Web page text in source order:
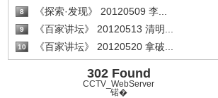
8 《探索·发现》 20120509 李...
9 《百家讲坛》 20120513 清明...
10 《百家讲坛》 20120520 拿破...
302 Found
CCTV_WebServer
锘�